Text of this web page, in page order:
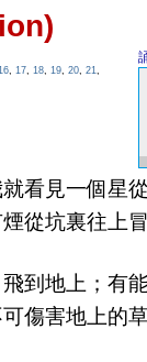
, 17, 18, 19, 20, 21,
看見一個星
從坑裏往上
到地上；有
傷害地上的